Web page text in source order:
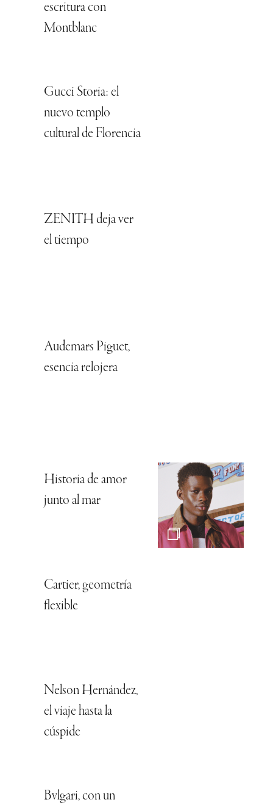
escritura con
Montblanc
Gucci Storia: el
nuevo templo
cultural de Florencia
ZENITH deja ver
el tiempo
Audemars Piguet,
esencia relojera
Historia de amor
junto al mar
Cartier, geometría
flexible
Nelson Hernández,
el viaje hasta la
cúspide
Bvlgari, con un